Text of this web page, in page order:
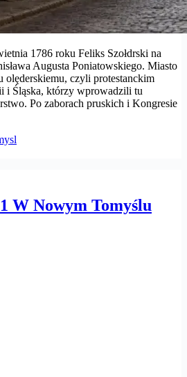
1786 roku Feliks Szołdrski na
Augusta Poniatowskiego. Miasto
olęderskiemu, czyli protestanckim
i Śląska, którzy wprowadzili tu
Po zaborach pruskich i Kongresie
1 W Nowym Tomyślu